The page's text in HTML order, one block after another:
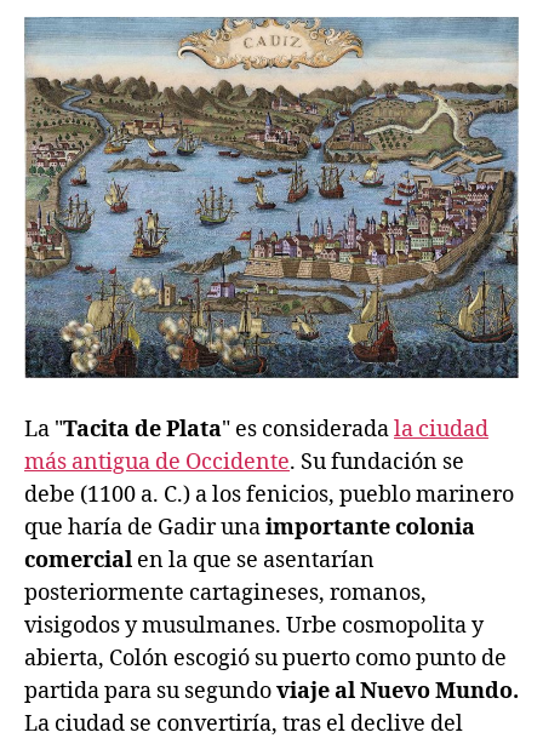
La "Tacita de Plata" es consideradala ciudad
más antigua de Occidente. Su fundación se
debe (1100 a. C.) a los fenicios, pueblo marinero
que haría de Gadir unaimportante colonia
comercial en la que se asentarían
posteriormente cartagineses, romanos,
visigodos y musulmanes. Urbe cosmopolita y
abierta, Colón escogió su puerto como punto de
partida para su segundoviaje al Nuevo Mundo.
La ciudad se convertiría, tras el declive del